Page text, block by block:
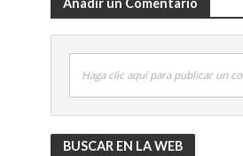
Añadir un Comentario
Haga clic aquí para publicar un
BUSCAR EN LA WEB